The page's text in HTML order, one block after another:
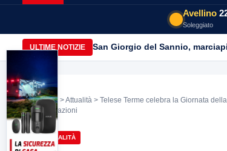
Avellino
Soleggiato
ULTIME NOTIZIE San Giorgio del Sannio,
Home >Attualità > Telese Terme celebra la Giornata
generazioni
ATTUALITÀ